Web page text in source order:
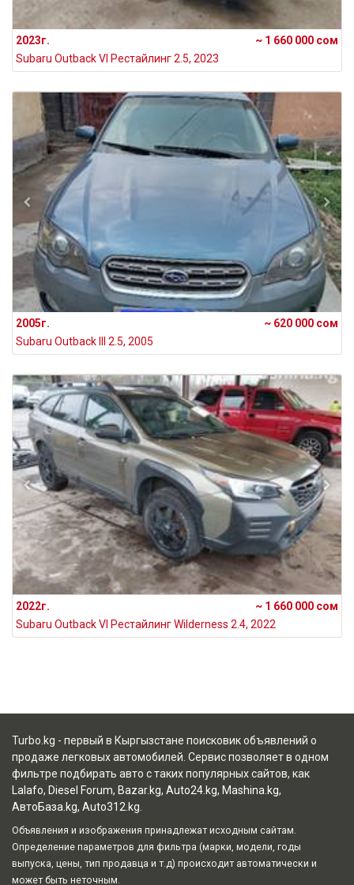
2023г.
~ 1 660 000 сом
Subaru Outback VI Рестайлинг 2.5, 2023
2005г.
~ 620 000 сом
Subaru Outback III 2.5, 2005
2022г.
~ 1 660 000 сом
Subaru Outback VI Рестайлинг Wilderness 2.4, 2022
Turbo.kg - первый в Кыргызстане поисковик объявлений о
продаже легковых автомобилей. Сервис позволяет в одном
фильтре подбирать авто с таких популярных сайтов, как
Lalafo, Diesel Forum, Bazar.kg, Auto24.kg, Mashina.kg,
АвтоБаза.kg, Auto312.kg
Объявления и изображения принадлежат исходным сайтам.
Определение параметров для фильтра (марки, модели, годы
выпуска, цены, тип продавца и т.д) происходит автоматически и
может быть неточным.